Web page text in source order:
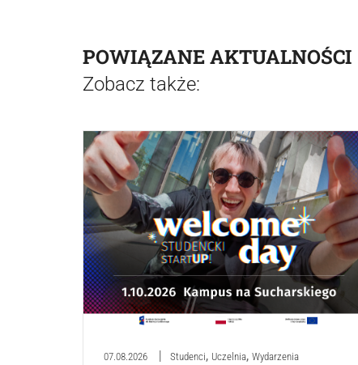
POWIĄZANE AKTUALNOŚCI
Zobacz także:
07.08.2026 Studenci, Uczelnia, Wydarzenia